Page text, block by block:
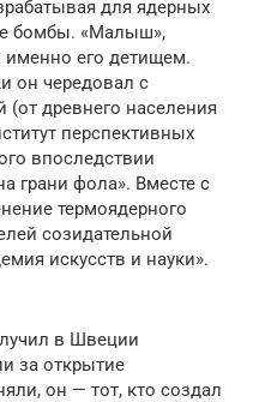
для ядерных
бомбы. «Малыш»,
его детищем.
он чередовал с
древнего населения
перспективных
впоследствии
грани фола». Вместе с
термоядерного
созидательной
искусств и науки».
в Швеции
за открытие
он — тот, кто создал